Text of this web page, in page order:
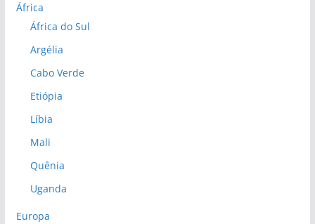
África
África do Sul
Argélia
Cabo Verde
Etiópia
Líbia
Mali
Quênia
Uganda
Europa